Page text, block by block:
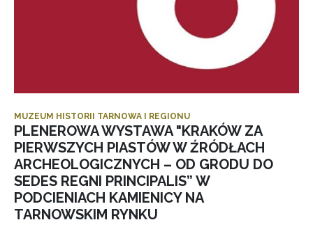
MUZEUM HISTORII TARNOWA I REGIONU
PLENEROWA WYSTAWA "KRAKÓW ZA
PIERWSZYCH PIASTÓW W ŹRÓDŁACH
ARCHEOLOGICZNYCH – OD GRODU DO
SEDES REGNI PRINCIPALIS” W
PODCIENIACH KAMIENICY NA
TARNOWSKIM RYNKU